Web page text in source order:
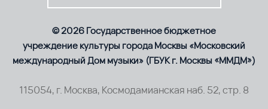
© 2026 Государственное бюджетное
учреждение культуры города Москвы «Московский
международный Дом музыки» (ГБУК г. Москвы «ММДМ»)
115054, г. Москва, Космодамианская наб. 52, стр. 8